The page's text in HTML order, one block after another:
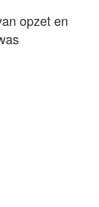
opzet en